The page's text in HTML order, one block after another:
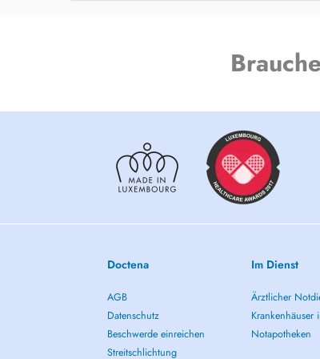
Doctena
AGB
Datenschutz
Beschwerde einreichen
Streitschlichtung
Im Dienst
Ärztlicher
Krankenhäuser
Notapotheken